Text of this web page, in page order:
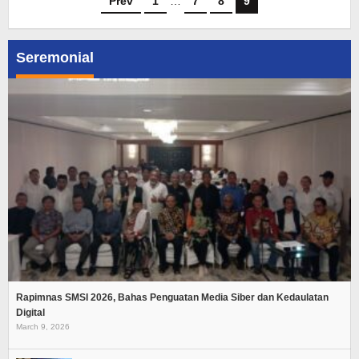
Seremonial
Rapimnas SMSI 2026, Bahas Penguatan Media Siber dan Kedaulatan
Digital
March 9, 2026